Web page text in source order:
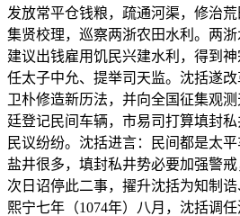
发放常平仓钱粮，疏通河渠，修治
集贤校理，巡察两浙农田水利。两
建议出钱雇用饥民兴建水利，得到
任太子中允、提举司天监。沈括遂
卫朴修造新历法，并向全国征集观
廷登记民间车辆，市易司打算填封私
民议纷纷。沈括进言：民间都是太
盐井很多，填封私井势必要加强警戒
次日诏停此二事，擢升沈括为知制诰
熙宁七年（1074年）八月，沈括调